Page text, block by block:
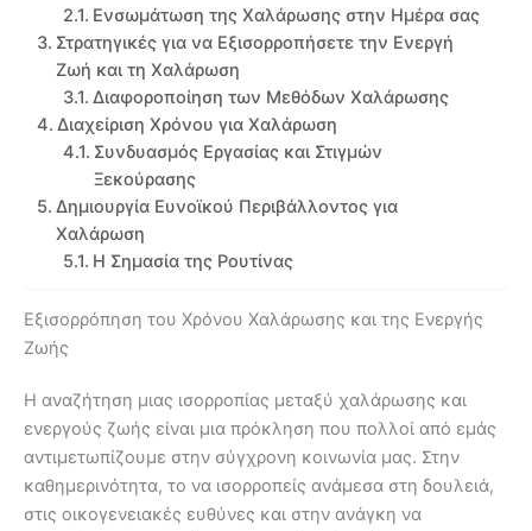
Ενσωμάτωση της Χαλάρωσης στην Ημέρα σας
Στρατηγικές για να Εξισορροπήσετε την Ενεργή
Ζωή και τη Χαλάρωση
Διαφοροποίηση των Μεθόδων Χαλάρωσης
Διαχείριση Χρόνου για Χαλάρωση
Συνδυασμός Εργασίας και Στιγμών
Ξεκούρασης
Δημιουργία Ευνοϊκού Περιβάλλοντος για
Χαλάρωση
Η Σημασία της Ρουτίνας
Εξισορρόπηση του Χρόνου Χαλάρωσης και της Ενεργής
Ζωής
Η αναζήτηση μιας ισορροπίας μεταξύ χαλάρωσης και
ενεργούς ζωής είναι μια πρόκληση που πολλοί από εμάς
αντιμετωπίζουμε στην σύγχρονη κοινωνία μας. Στην
καθημερινότητα, το να ισορροπείς ανάμεσα στη δουλειά,
στις οικογενειακές ευθύνες και στην ανάγκη να